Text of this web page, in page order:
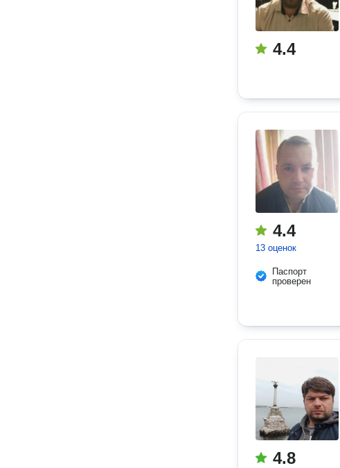
4.4
4.4
13 оценок
Паспорт
проверен
4.8